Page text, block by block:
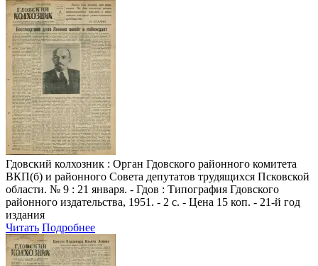
Гдовский колхозник : Орган Гдовского районного комитета
ВКП(б) и районного Совета депутатов трудящихся Псковской
области. № 9 : 21 января. - Гдов : Типография Гдовского
районного издательства, 1951. - 2 с. - Цена 15 коп. - 21-й год
издания
Читать Подробнее